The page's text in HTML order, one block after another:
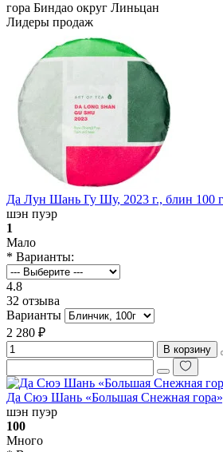
гора Биндао округ Линьцан
Лидеры продаж
Да Лун Шань Гу Шу, 2023 г., блин 100
шэн пуэр
1
Мало
* Варианты:
4.8
32 отзыва
Варианты
2 280 ₽
В корзину
Да Сюэ Шань «Большая Снежная
шэн пуэр
100
Много